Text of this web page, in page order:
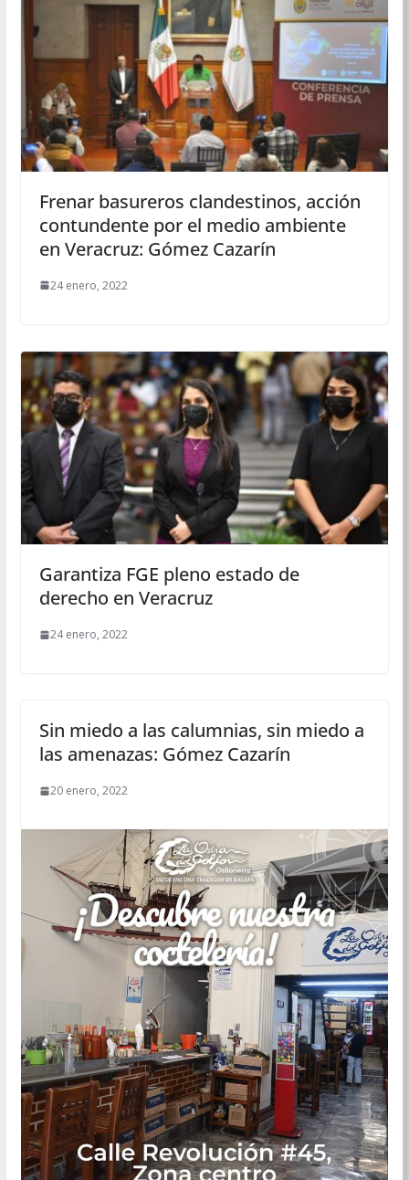
Frenar basureros clandestinos, acción
contundente por el medio ambiente
en Veracruz: Gómez Cazarín
24 enero, 2022
Garantiza FGE pleno estado de
derecho en Veracruz
24 enero, 2022
Sin miedo a las calumnias, sin miedo a
las amenazas: Gómez Cazarín
20 enero, 2022